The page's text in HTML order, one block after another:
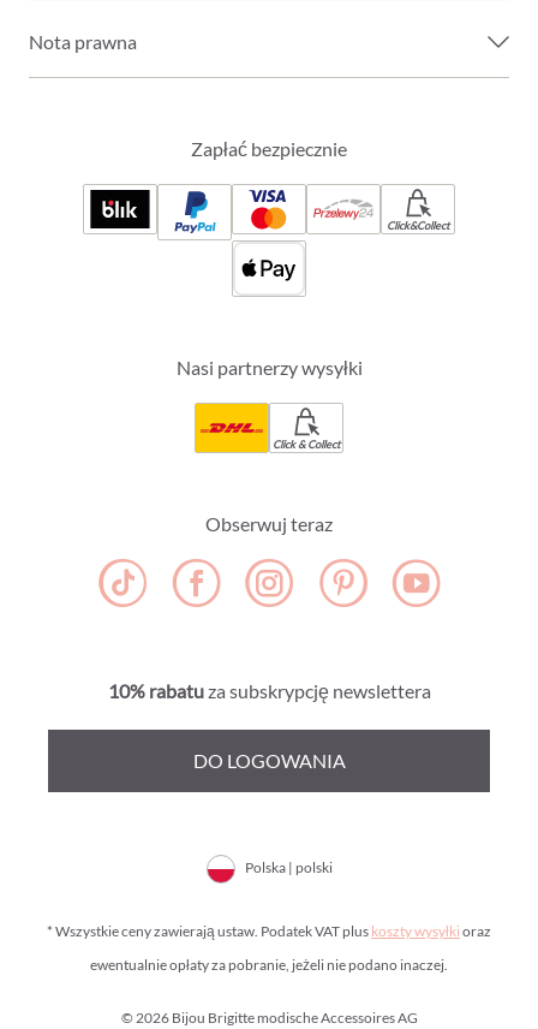
Nota prawna
Zapłać bezpiecznie
Click&Collect
Nasi partnerzy wysyłki
Click & Collect
Obserwuj teraz
10% rabatuza subskrypcję newslettera
DO LOGOWANIA
Polska | polski
* Wszystkie ceny zawierają ustaw. Podatek VAT plus koszty wysyłki oraz
ewentualnie opłaty za pobranie, jeżeli nie podano inaczej.
© 2026 Bijou Brigitte modische Accessoires AG